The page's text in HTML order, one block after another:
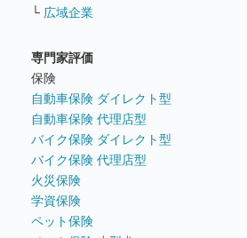
└ 広域企業
専門家評価
保険
自動車保険 ダイレクト型
自動車保険 代理店型
バイク保険 ダイレクト型
バイク保険 代理店型
火災保険
学資保険
ペット保険